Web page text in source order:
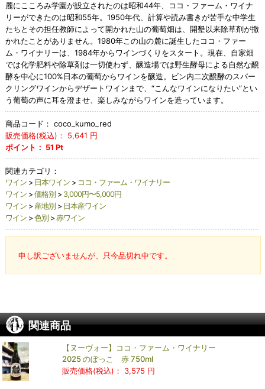
麓にこころみ学園が設立されたのは昭和44年、ココ・ファーム・ワイナ
リーができたのは昭和55年。1950年代、計算や読み書きが苦手な中学生
たちとその担任教師によって開かれた山の葡萄畑は、開墾以来除草剤が撒
かれたことがありません。1980年この山の麓に誕生したココ・ファー
ム・ワイナリーは、1984年からワインづくりをスタート。現在、自家畑
では化学肥料や除草剤は一切使わず、醸造場では野生酵母による自然な醗
酵を中心に100%日本の葡萄からワインを醸造。ビン内二次醗酵のスパー
クリングワインからデザートワインまで、“こんなワインになりたい”とい
う葡萄の声に耳を澄ませ、楽しみながらワインを造っています。
商品コード： coco_kumo_red
販売価格(税込)：
5,641 円
ポイント： 51 Pt
関連カテゴリ：
ワイン> 日本ワイン> ココ・ファーム・ワイナリー
ワイン> 価格別 > 3,000円〜5,000円
ワイン> 産地別 > 日本産ワイン
ワイン> 色別 > 赤ワイン
申し訳ございませんが、只今品切れ中です。
関連商品
【ヌーヴォー】ココ・ファーム・ワイナリー
2025 のぼっこ 赤 750ml
販売価格(税込)：
3,575 円